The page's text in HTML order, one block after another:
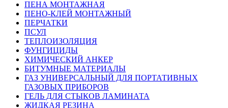
ПЕНА МОНТАЖНАЯ
ПЕНО-КЛЕЙ МОНТАЖНЫЙ
ПЕРЧАТКИ
ПСУЛ
ТЕПЛОИЗОЛЯЦИЯ
ФУНГИЦИДЫ
ХИМИЧЕСКИЙ АНКЕР
БИТУМНЫЕ МАТЕРИАЛЫ
ГАЗ УНИВЕРСАЛЬНЫЙ ДЛЯ ПОРТАТИВНЫХ
ГАЗОВЫХ ПРИБОРОВ
ГЕЛЬ ДЛЯ СТЫКОВ ЛАМИНАТА
ЖИДКАЯ РЕЗИНА